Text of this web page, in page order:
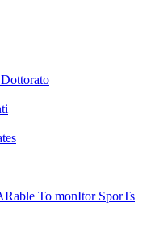
To monItor SporTs